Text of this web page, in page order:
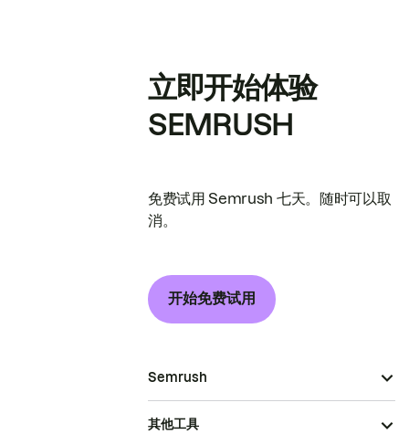
立即开始体验
SEMRUSH
免费试用 Semrush 七天。随时可以取
消。
开始免费试用
Semrush
其他工具